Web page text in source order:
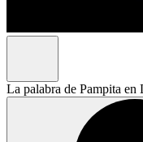
La palabra de Pampita